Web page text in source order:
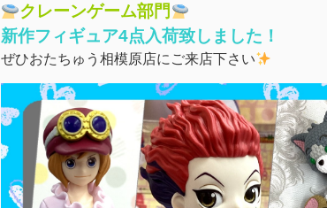
クレーンゲーム部門
新作フィギュア4点入荷致しました！
ぜひおたちゅう相模原店にご来店下さい